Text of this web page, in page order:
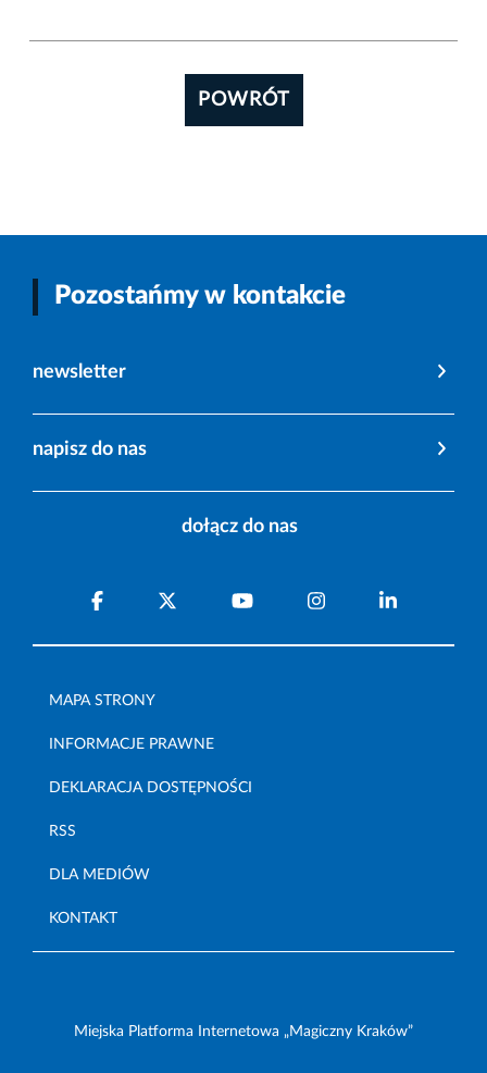
POWRÓT
Pozostańmy w kontakcie
newsletter
napisz do nas
dołącz do nas
MAPA STRONY
INFORMACJE PRAWNE
DEKLARACJA DOSTĘPNOŚCI
RSS
DLA MEDIÓW
KONTAKT
Miejska Platforma Internetowa „Magiczny Kraków”